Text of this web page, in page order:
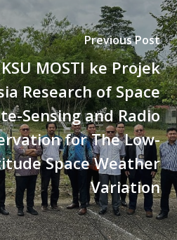
Previous Post
MOSTI ke Projek
Research of Space
Sensing and Radio
for The Low-
Space Weather
Variation